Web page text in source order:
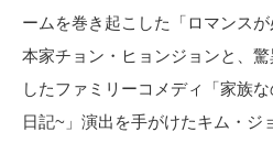
ームを巻き起こした「ロマンス
本家チョン・ヒョンジョンと、
したファミリーコメディ「家族
日記~」演出を手がけたキム・ジ